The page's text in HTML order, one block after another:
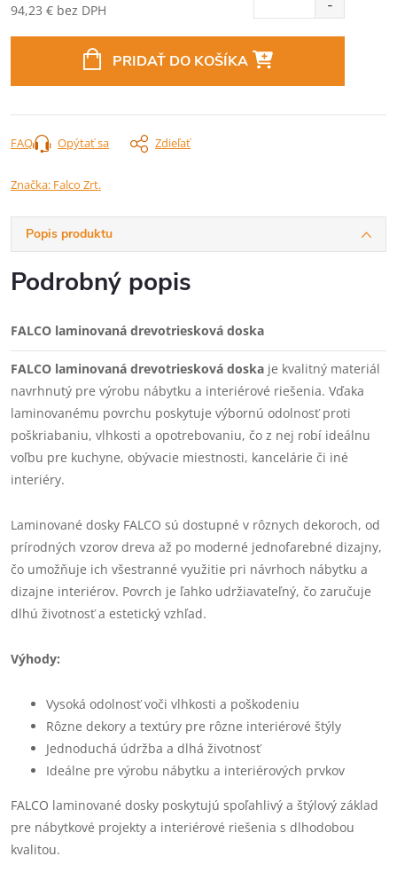
94,23 € bez DPH
PRIDAŤ DO KOŠÍKA
Opýtať sa Zdieľať
FAQ
Značka: Falco Zrt.
Popis produktu
Podrobný popis
FALCO laminovaná drevotriesková doska
FALCO laminovaná drevotriesková doska je kvalitný materiál
navrhnutý pre výrobu nábytku a interiérové riešenia. Vďaka
laminovanému povrchu poskytuje výbornú odolnosť proti
poškriabaniu, vlhkosti a opotrebovaniu, čo z nej robí ideálnu
voľbu pre kuchyne, obývacie miestnosti, kancelárie či iné
interiéry.
Laminované dosky FALCO sú dostupné v rôznych dekoroch, od
prírodných vzorov dreva až po moderné jednofarebné dizajny,
čo umožňuje ich všestranné využitie pri návrhoch nábytku a
dizajne interiérov. Povrch je ľahko udržiavateľný, čo zaručuje
dlhú životnosť a estetický vzhľad.
Výhody:
Vysoká odolnosť voči vlhkosti a poškodeniu
Rôzne dekory a textúry pre rôzne interiérové štýly
Jednoduchá údržba a dlhá životnosť
Ideálne pre výrobu nábytku a interiérových prvkov
FALCO laminované dosky poskytujú spoľahlivý a štýlový základ
pre nábytkové projekty a interiérové riešenia s dlhodobou
kvalitou.